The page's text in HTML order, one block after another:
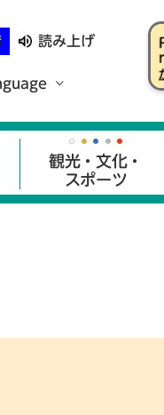
読み上げ
観光・文化・
スポーツ